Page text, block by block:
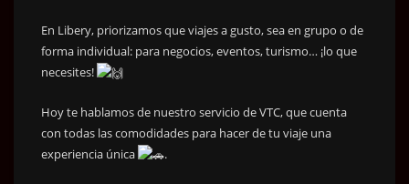
En Libery, priorizamos que viajes a gusto, sea en grupo o de
forma individual: para negocios, eventos, turismo… ¡lo que
necesites!
Hoy te hablamos de nuestro servicio de VTC, que cuenta
con todas las comodidades para hacer de tu viaje una
experiencia única
.